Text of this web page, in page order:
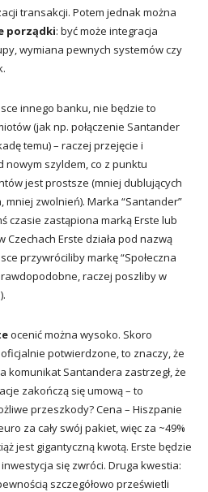
transakcji. Potem jednak można
porządki: być może integracja
wymiana pewnych systemów czy
innego banku, nie będzie to
(jak np. połączenie Santander
temu) – raczej przejęcie i
nowym szyldem, co z punktu
jest prostsze (mniej dublujących
mniej zwolnień). Marka “Santander”
czasie zastąpiona marką Erste lub
Czechach Erste działa pod nazwą
przywróciliby markę “Społeczna
raczej poszliby w
ocenić można wysoko. Skoro
potwierdzone, to znaczy, że
komunikat Santandera zastrzegł, że
zakończą się umową – to
przeszkody? Cena – Hiszpanie
za cały swój pakiet, więc za ~49%
jest gigantyczną kwotą. Erste będzie
się zwróci. Druga kwestia:
szczegółowo prześwietli